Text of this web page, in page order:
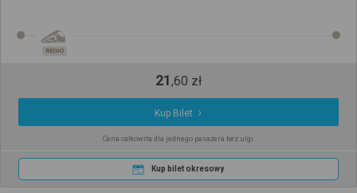
REGIO
21,60 zł
Kup Bilet
Cena całkowita dla jednego pasażera bez ulgi
Kup bilet okresowy